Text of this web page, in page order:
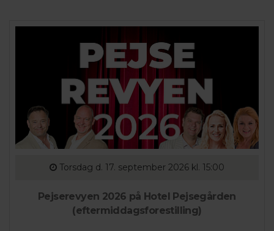
Torsdag d. 17. september 2026 kl. 15:00
Pejserevyen 2026 på Hotel Pejsegården
(eftermiddagsforestilling)